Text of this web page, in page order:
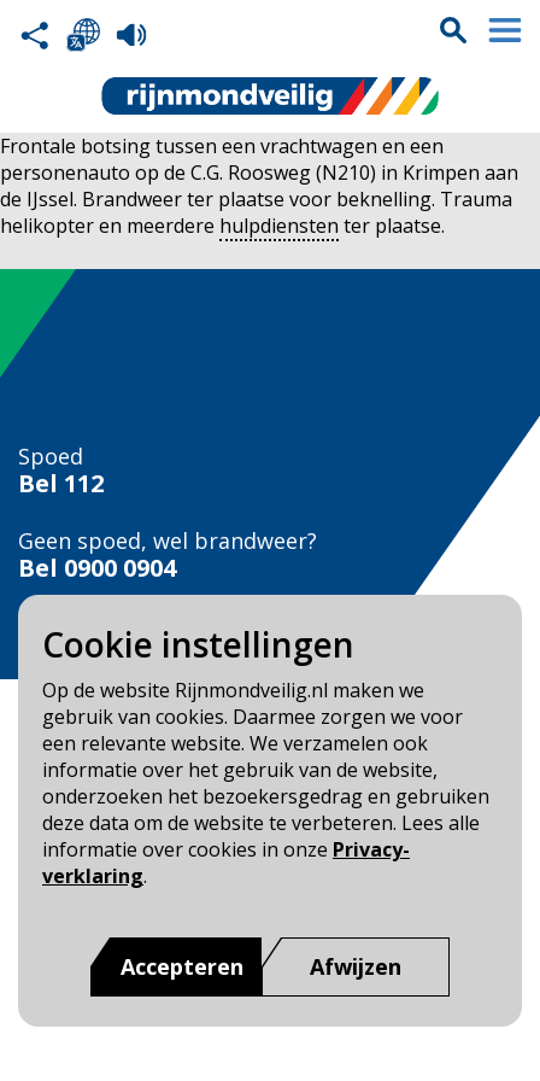
Cookie instellingen
Op de website Rijnmondveilig.nl maken we
gebruik van cookies. Daarmee zorgen we voor
een relevante website. We verzamelen ook
informatie over het gebruik van de website,
onderzoeken het bezoekersgedrag en gebruiken
deze data om de website te verbeteren. Lees alle
informatie over cookies in onze Privacy-
verklaring.
Accepteren Afwijzen
Frontale botsing tussen een vrachtwagen en een
personenauto op de C.G. Roosweg (N210) in Krimpen aan
de IJssel. Brandweer ter plaatse voor beknelling. Trauma
helikopter en meerdere hulpdiensten ter plaatse.
Spoed
Bel 112
Geen spoed, wel brandweer?
Bel 0900 0904
Veilig Leven?
Bel 0900-8387
Blijf op de hoogte
Cookie- en Privacybeleid
Dit is een website van
Veiligheidsregio Rotterdam-